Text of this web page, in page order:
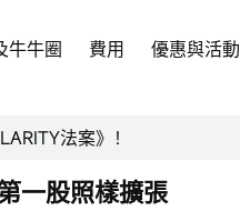
牛牛圈 費用 優惠與活動
法案》！
一股照樣擴張